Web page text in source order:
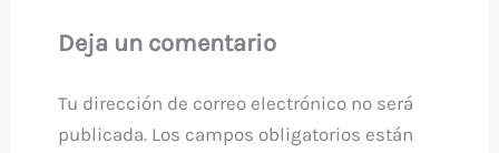
Deja un comentario
Tu dirección de correo electrónico no será
publicada. Los campos obligatorios están